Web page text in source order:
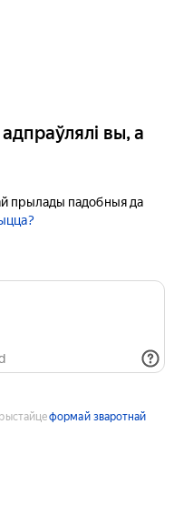
вы, а
прылады падобныя да
формай зваротнай